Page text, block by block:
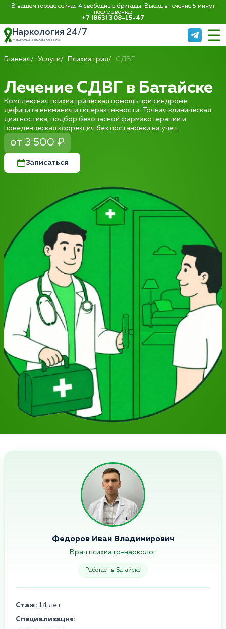
В вашем городе сейчас 4 свободные бригады. Выезд в течение 5 минут
после звонка:
+7 (863) 308-15-47
Наркология 24/7
Наркологическая клиника
Главная Услуги Психиатрия СДВГ
Лечение СДВГ в Батайске
Комплексная психиатрическая помощь при синдроме
дефицита внимания и гиперактивности. Точная клиническая
диагностика, подбор безопасной фармакотерапии и
поведенческая коррекция без постановки на учет.
от 3 500 ₽
Записаться
Федоров Иван Владимирович
Врач психиатр-нарколог
Работает в Батайске
Стаж: 14 лет
Специализация: